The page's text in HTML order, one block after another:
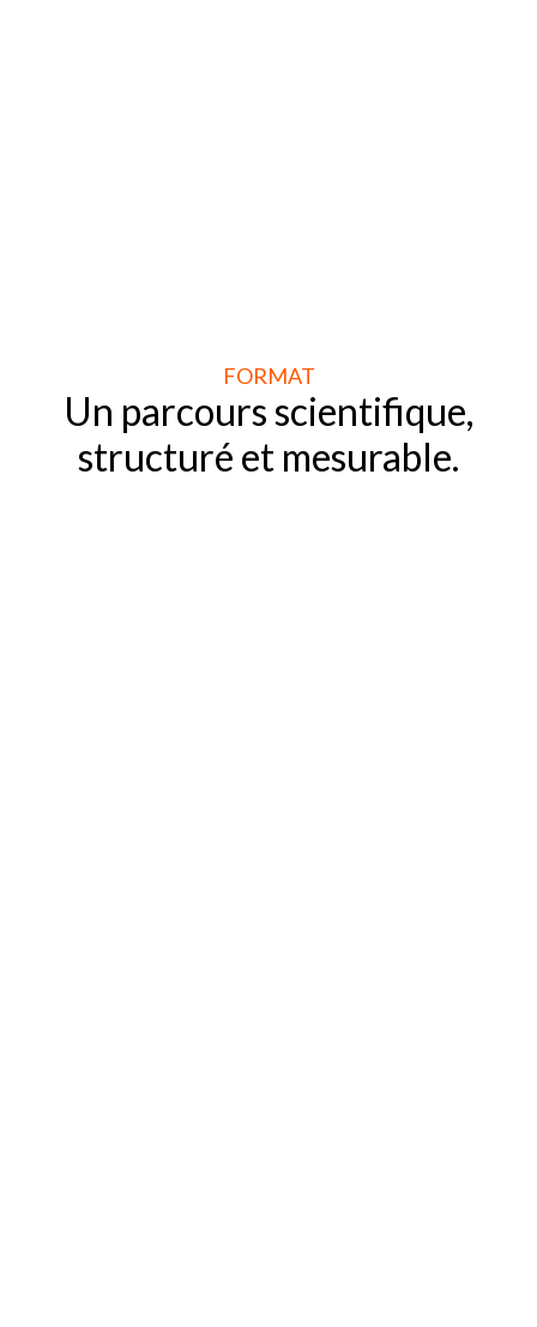
FORMAT
Un parcours scientifique,
structuré et mesurable.